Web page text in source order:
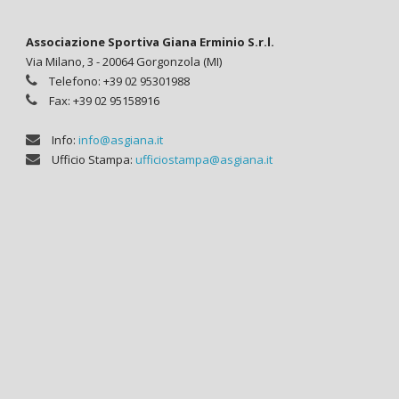
Associazione Sportiva Giana Erminio S.r.l.
Via Milano, 3 - 20064 Gorgonzola (MI)
Telefono: +39 02 95301988
Fax: +39 02 95158916
Info: info@asgiana.it
Ufficio Stampa: ufficiostampa@asgiana.it